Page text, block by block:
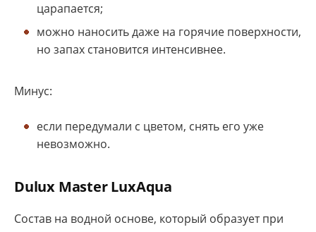
царапается;
можно наносить даже на горячие поверхности,
но запах становится интенсивнее.
Минус:
если передумали с цветом, снять его уже
невозможно.
Dulux Master LuxAqua
Состав на водной основе, который образует при